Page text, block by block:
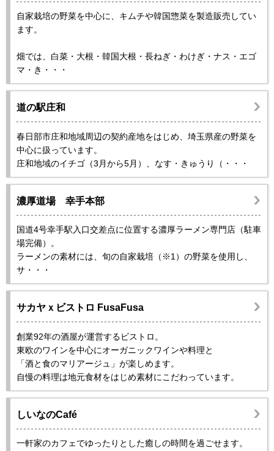
自家栽培の野菜を中心に、キムチや韓国惣菜を製造販売してい
ます。
畑では、白菜・大根・韓国大根・長ねぎ・わけぎ・ナス・エゴ
マ・き・・・
道の駅庄和
春日部市庄和地域周辺の契約産地をはじめ、埼玉県産の野菜を
中心に扱っています。
庄和地域のイチゴ（3月から5月）、なす・きゅうり（・・・
濃厚道場 幸手本部
国道4号幸手駅入口交差点に位置する濃厚ラーメン専門店（駐車
場完備）。
ラーメンの素材には、旬の自家栽培（※1）の野菜を使用し、
サ・・・
サカヤｘビストロ FusaFusa
創業92年の酒屋が運営するビストロ。
東欧のワインを中心にオーガニックワインや料理と
「酒と食のマリアージュ」が楽しめます。
自慢の料理は地元食材をはじめ素材にこだわっています。
しいなのCafé
一軒家のカフェでゆったりとした癒しの時間を過ごせます。